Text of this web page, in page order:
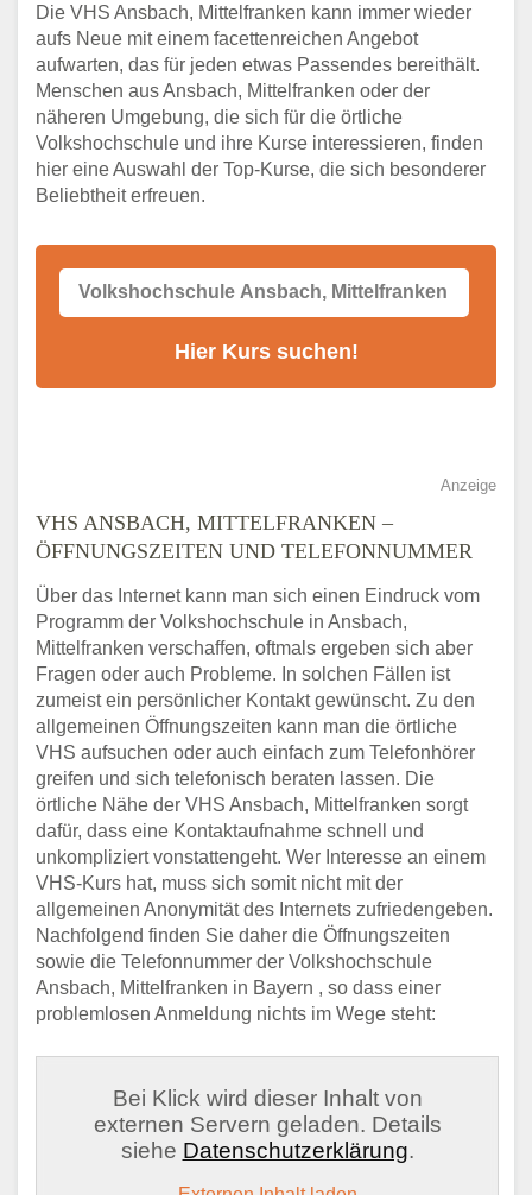
VHS Ansbach, Mittelfranken –
Öffnungszeiten und Telefonnummer
Stellenangebote der Volkshochschule
Ansbach, Mittelfranken
Online-Kurse – Alternative Angebote zum
VHS-Kurs
Alternativen zum VHS Programm 2026 in
Die VHS Ansbach, Mittelfranken kann immer wieder
aufs Neue mit einem facettenreichen Angebot
aufwarten, das für jeden etwas Passendes bereithält.
Menschen aus Ansbach, Mittelfranken oder der
näheren Umgebung, die sich für die örtliche
Volkshochschule und ihre Kurse interessieren, finden
hier eine Auswahl der Top-Kurse, die sich besonderer
Beliebtheit erfreuen.
Anzeige
VHS ANSBACH, MITTELFRANKEN –
ÖFFNUNGSZEITEN UND TELEFONNUMMER
Über das Internet kann man sich einen Eindruck vom
Programm der Volkshochschule in Ansbach,
Mittelfranken verschaffen, oftmals ergeben sich aber
Fragen oder auch Probleme. In solchen Fällen ist
zumeist ein persönlicher Kontakt gewünscht. Zu den
allgemeinen Öffnungszeiten kann man die örtliche
VHS aufsuchen oder auch einfach zum Telefonhörer
greifen und sich telefonisch beraten lassen. Die
örtliche Nähe der VHS Ansbach, Mittelfranken sorgt
dafür, dass eine Kontaktaufnahme schnell und
unkompliziert vonstattengeht. Wer Interesse an einem
VHS-Kurs hat, muss sich somit nicht mit der
allgemeinen Anonymität des Internets zufriedengeben.
Nachfolgend finden Sie daher die Öffnungszeiten
sowie die Telefonnummer der Volkshochschule
Ansbach, Mittelfranken in Bayern , so dass einer
problemlosen Anmeldung nichts im Wege steht:
Bei Klick wird dieser Inhalt von
externen Servern geladen. Details
siehe Datenschutzerklärung.